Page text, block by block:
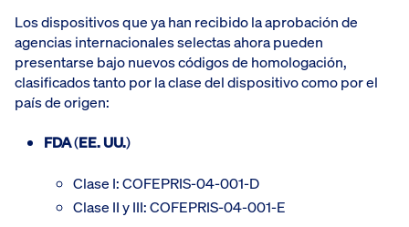
Los dispositivos que ya han recibido la aprobación de
agencias internacionales selectas ahora pueden
presentarse bajo nuevos códigos de homologación,
clasificados tanto por la clase del dispositivo como por el
país de origen:
FDA(EE. UU.)
Clase I: COFEPRIS-04-001-D
Clase II y III: COFEPRIS-04-001-E